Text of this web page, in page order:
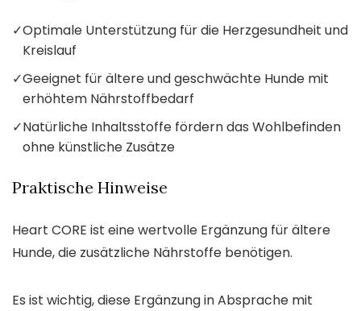
✓Optimale Unterstützung für die Herzgesundheit und
Kreislauf
✓Geeignet für ältere und geschwächte Hunde mit
erhöhtem Nährstoffbedarf
✓Natürliche Inhaltsstoffe fördern das Wohlbefinden
ohne künstliche Zusätze
Praktische Hinweise
Heart CORE ist eine wertvolle Ergänzung für ältere
Hunde, die zusätzliche Nährstoffe benötigen.
Es ist wichtig, diese Ergänzung in Absprache mit